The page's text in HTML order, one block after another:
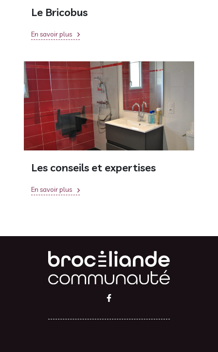
Le Bricobus
En savoir plus
Les conseils et expertises
En savoir plus
Lien vers le compte Facebook